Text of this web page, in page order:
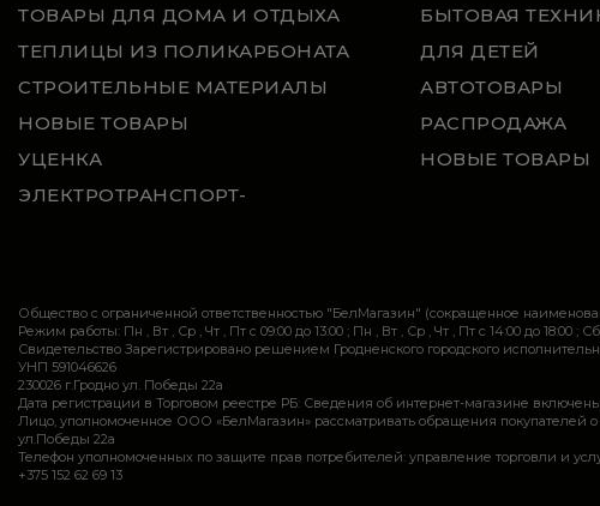
ТОВАРЫ ДЛЯ ДОМА И ОТДЫХА
БЫТОВАЯ
ТЕПЛИЦЫ ИЗ ПОЛИКАРБОНАТА
ДЛЯ ДЕТЕЙ
СТРОИТЕЛЬНЫЕ МАТЕРИАЛЫ
АВТОТОВАРЫ
НОВЫЕ ТОВАРЫ
РАСПРОДАЖА
УЦЕНКА
НОВЫЕ ТОВАРЫ
ЭЛЕКТРОТРАНСПОРТ-
Общество с ограниченной ответственностью "БелМагазин" (сокращенное
Режим работы: Пн , Вт , Ср , Чт , Пт c 09:00 до 13:00 ; Пн , Вт , Ср , Чт , Пт c 14:00 до 18:00 ; Сб
Свидетельство Зарегистрировано решением Гродненского городского
УНП 591046626
230026 г.Гродно ул. Победы 22а
Дата регистрации в Торговом реестре РБ: Сведения об интернет-магазине
Лицо, уполномоченное ООО «БелМагазин» рассматривать обращения покупателей о
ул.Победы 22а
Телефон уполномоченных по защите прав потребителей: управление торговли и услуг
+375 152 62 69 13